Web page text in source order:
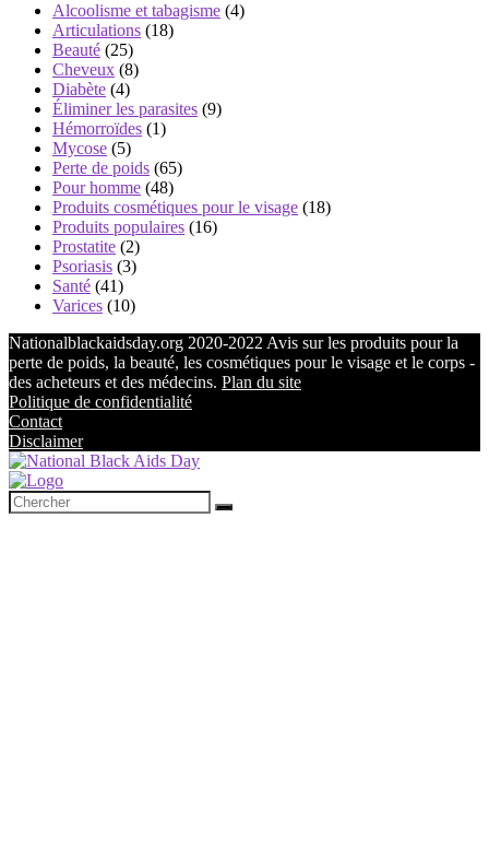
Alcoolisme et tabagisme (4)
Articulations (18)
Beauté (25)
Cheveux (8)
Diabète (4)
Éliminer les parasites (9)
Hémorroïdes (1)
Mycose (5)
Perte de poids (65)
Pour homme (48)
Produits cosmétiques pour le visage (18)
Produits populaires (16)
Prostatite (2)
Psoriasis (3)
Santé (41)
Varices (10)
Nationalblackaidsday.org 2020-2022 Avis sur les produits pour la
perte de poids, la beauté, les cosmétiques pour le visage et le corps -
des acheteurs et des médecins. Plan du site
Politique de confidentialité
Contact
Disclaimer